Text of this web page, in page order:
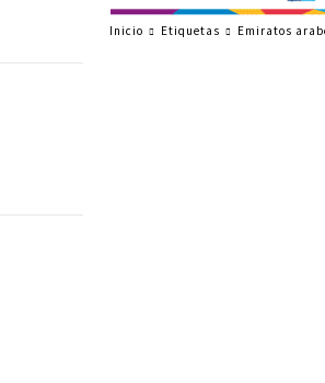
Inicio Etiquetas Emiratos